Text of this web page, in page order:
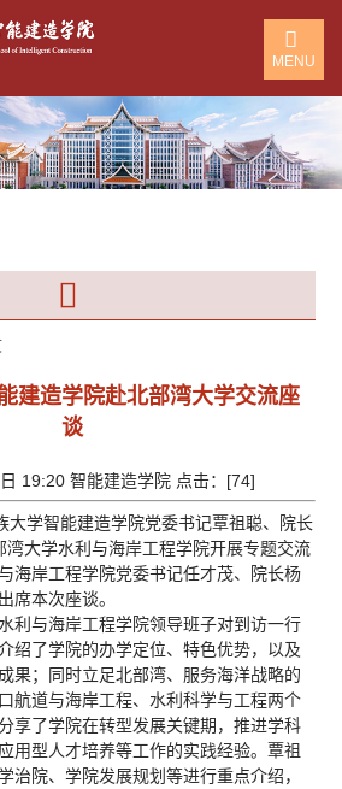
MENU
建造学院赴北部湾大学交流座
谈
19:20 智能建造学院 点击：[74]
大学智能建造学院党委书记覃祖聪、院长
湾大学水利与海岸工程学院开展专题交流
海岸工程学院党委书记任才茂、院长杨
席本次座谈。
利与海岸工程学院领导班子对到访一行
绍了学院的办学定位、特色优势，以及
果；同时立足北部湾、服务海洋战略的
航道与海岸工程、水利科学与工程两个
享了学院在转型发展关键期，推进学科
用型人才培养等工作的实践经验。覃祖
治院、学院发展规划等进行重点介绍，